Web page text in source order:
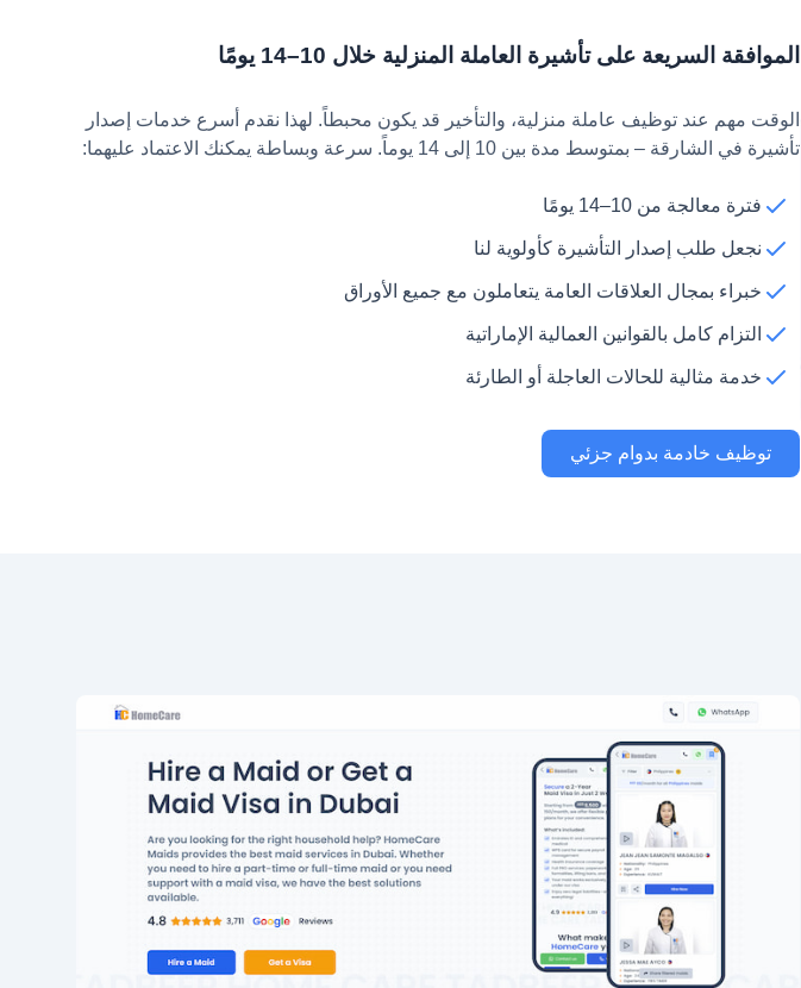
الموافقة السريعة على تأشيرة العاملة المنزلية خلال 10–14 يومًا
الوقت مهم عند توظيف عاملة منزلية، والتأخير قد يكون محبطاً. لهذا نقدم أسرع خدمات إصدار
تأشيرة في الشارقة – بمتوسط مدة بين 10 إلى 14 يوماً. سرعة وبساطة يمكنك الاعتماد عليهما:
فترة معالجة من 10–14 يومًا
نجعل طلب إصدار التأشيرة كأولوية لنا
خبراء بمجال العلاقات العامة يتعاملون مع جميع الأوراق
التزام كامل بالقوانين العمالية الإماراتية
خدمة مثالية للحالات العاجلة أو الطارئة
توظيف خادمة بدوام جزئي